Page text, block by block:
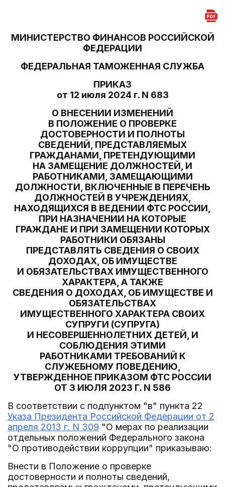
МИНИСТЕРСТВО ФИНАНСОВ РОССИЙСКОЙ
ФЕДЕРАЦИИ
ФЕДЕРАЛЬНАЯ ТАМОЖЕННАЯ СЛУЖБА
ПРИКАЗ
от 12 июля 2024 г. N 683
О ВНЕСЕНИИ ИЗМЕНЕНИЙ
В ПОЛОЖЕНИЕ О ПРОВЕРКЕ
ДОСТОВЕРНОСТИ И ПОЛНОТЫ
СВЕДЕНИЙ, ПРЕДСТАВЛЯЕМЫХ
ГРАЖДАНАМИ, ПРЕТЕНДУЮЩИМИ
НА ЗАМЕЩЕНИЕ ДОЛЖНОСТЕЙ, И
РАБОТНИКАМИ, ЗАМЕЩАЮЩИМИ
ДОЛЖНОСТИ, ВКЛЮЧЕННЫЕ В ПЕРЕЧЕНЬ
ДОЛЖНОСТЕЙ В УЧРЕЖДЕНИЯХ,
НАХОДЯЩИХСЯ В ВЕДЕНИИ ФТС РОССИИ,
ПРИ НАЗНАЧЕНИИ НА КОТОРЫЕ
ГРАЖДАНЕ И ПРИ ЗАМЕЩЕНИИ КОТОРЫХ
РАБОТНИКИ ОБЯЗАНЫ
ПРЕДСТАВЛЯТЬ СВЕДЕНИЯ О СВОИХ
ДОХОДАХ, ОБ ИМУЩЕСТВЕ
И ОБЯЗАТЕЛЬСТВАХ ИМУЩЕСТВЕННОГО
ХАРАКТЕРА, А ТАКЖЕ
СВЕДЕНИЯ О ДОХОДАХ, ОБ ИМУЩЕСТВЕ И
ОБЯЗАТЕЛЬСТВАХ
ИМУЩЕСТВЕННОГО ХАРАКТЕРА СВОИХ
СУПРУГИ (СУПРУГА)
И НЕСОВЕРШЕННОЛЕТНИХ ДЕТЕЙ, И
СОБЛЮДЕНИЯ ЭТИМИ
РАБОТНИКАМИ ТРЕБОВАНИЙ К
СЛУЖЕБНОМУ ПОВЕДЕНИЮ,
УТВЕРЖДЕННОЕ ПРИКАЗОМ ФТС РОССИИ
ОТ 3 ИЮЛЯ 2023 Г. N 586
В соответствии с подпунктом "в" пункта 22
Указа Президента Российской Федерации от 2
апреля 2013 г. N 309 "О мерах по реализации
отдельных положений Федерального закона
"О противодействии коррупции" приказываю:
Внести в Положение о проверке
достоверности и полноты сведений,